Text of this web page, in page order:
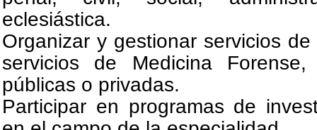
eclesiástica.
Organizar y gestionar servicios
servicios de Medicina
públicas o privadas.
Participar en programas de